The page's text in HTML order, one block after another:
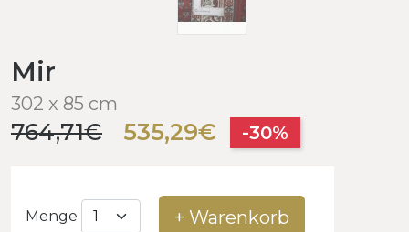
Mir
302 x 85 cm
764,71€ 535,29€ -30%
Menge + Warenkorb